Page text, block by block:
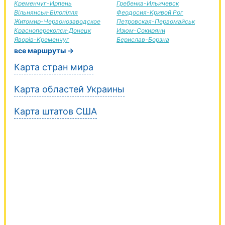
Кременчуг-Ирпень
Вільнянськ-Білопілля
Житомир-Червонозаводское
Красноперекопск-Донецк
Яворів-Кременчуг
Гребенка-Ильичевск
Феодосия-Кривой Рог
Петровская-Первомайськ
Изюм-Сокиряни
Берислав-Борзна
все маршруты →
Карта стран мира
Карта областей Украины
Карта штатов США